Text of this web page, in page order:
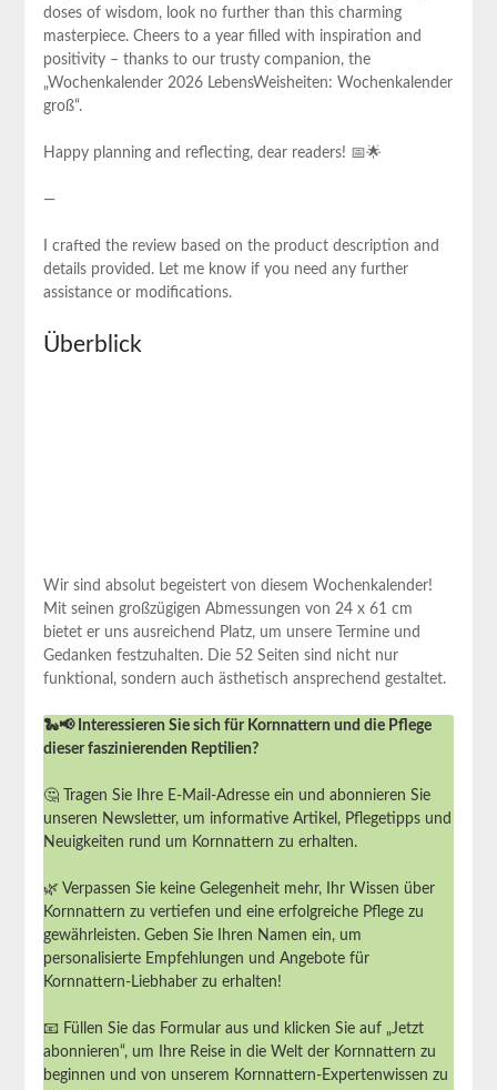
doses of wisdom, look no further than this charming‍
masterpiece. Cheers to a year filled with inspiration and
positivity‌ – thanks to our trusty companion,⁣ the
„Wochenkalender 2026 LebensWeisheiten: Wochenkalender
groß“.
Happy planning ⁢and reflecting, ‌dear readers! 📅🌟
—
I crafted ⁣the review based on the ‌product description ⁢and ​
details provided. Let me know if you need any further
assistance or modifications.
Überblick
Wir sind absolut begeistert von diesem Wochenkalender!
Mit seinen großzügigen Abmessungen von 24 x 61 ⁤cm
⁤bietet er uns ausreichend Platz, ​um unsere Termine und
Gedanken festzuhalten. Die 52⁤ Seiten sind nicht nur
funktional, sondern auch ästhetisch ansprechend gestaltet.
🐍📢 Interessieren Sie sich für Kornnattern und die Pflege
dieser faszinierenden Reptilien?
🤔 Tragen Sie Ihre E-Mail-Adresse ein und abonnieren Sie
unseren Newsletter, um informative Artikel, Pflegetipps und
Neuigkeiten rund um Kornnattern zu erhalten.
🌿 Verpassen Sie keine Gelegenheit mehr, Ihr Wissen über
Kornnattern zu vertiefen und eine erfolgreiche Pflege zu
gewährleisten. Geben Sie Ihren Namen ein, um
personalisierte Empfehlungen und Angebote für
Kornnattern-Liebhaber zu erhalten!
📧 Füllen Sie das Formular aus und klicken Sie auf „Jetzt
abonnieren“, um Ihre Reise in die Welt der Kornnattern zu
beginnen und von unserem Kornnattern-Expertenwissen zu